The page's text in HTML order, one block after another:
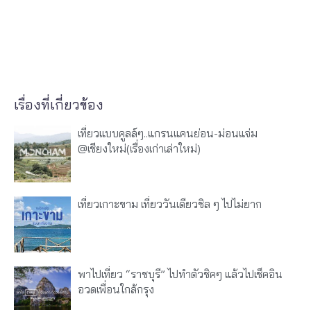
เรื่องที่เกี่ยวข้อง
เที่ยวแบบคูลล์ๆ..แกรนแคนย่อน-ม่อนแจ่ม
@เชียงใหม่(เรื่องเก่าเล่าใหม่)
เที่ยวเกาะขาม เที่ยววันเดียวชิล ๆ ไปไม่ยาก
พาไปเที่ยว “ราชบุรี” ไปทำตัวชิคๆ แล้วไปเช็คอิน
อวดเพื่อนใกล้กรุง